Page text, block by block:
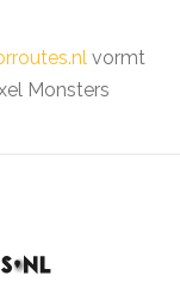
vormt
Monsters